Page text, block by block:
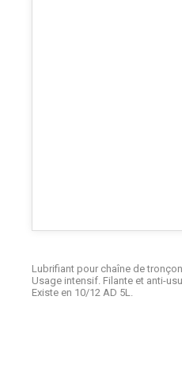
Lubrifiant pour chaîne de
Usage intensif. Filante et anti-
Existe en 10/12 AD 5L.